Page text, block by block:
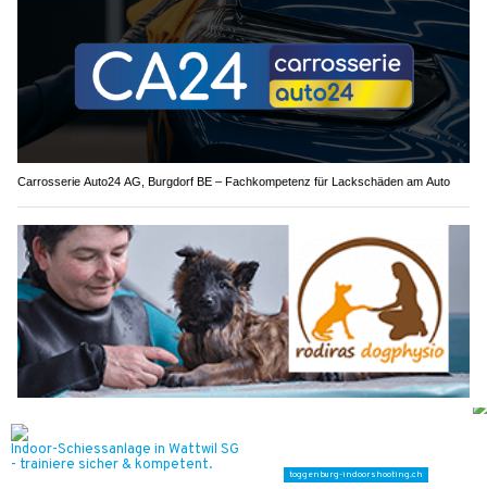
Carrosserie Auto24 AG, Burgdorf BE – Fachkompetenz für Lackschäden am Auto